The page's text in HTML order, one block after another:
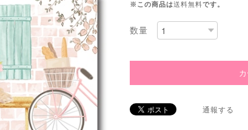
※この商品は送料無料です。
数量
通報する